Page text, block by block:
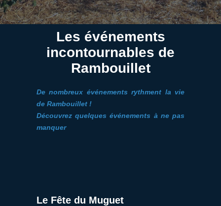
Les événements
incontournables de
Rambouillet
De nombreux événements rythment la vie
de Rambouillet !
Découvrez quelques événements à ne pas
manquer
Le Fête du Muguet